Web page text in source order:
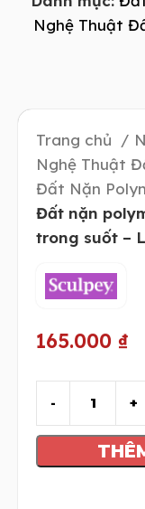
Nghệ Thuật
Trang chủ
Nghệ Thuật
Đất Nặn
Đất nặn
trong suốt –
165.000 ₫